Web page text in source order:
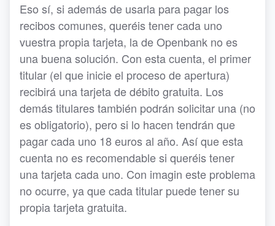
Eso sí, si además de usarla para pagar los
recibos comunes, queréis tener cada uno
vuestra propia tarjeta, la de Openbank no es
una buena solución. Con esta cuenta, el primer
titular (el que inicie el proceso de apertura)
recibirá una tarjeta de débito gratuita. Los
demás titulares también podrán solicitar una (no
es obligatorio), pero si lo hacen tendrán que
pagar cada uno 18 euros al año. Así que esta
cuenta no es recomendable si queréis tener
una tarjeta cada uno. Con imagin este problema
no ocurre, ya que cada titular puede tener su
propia tarjeta gratuita.